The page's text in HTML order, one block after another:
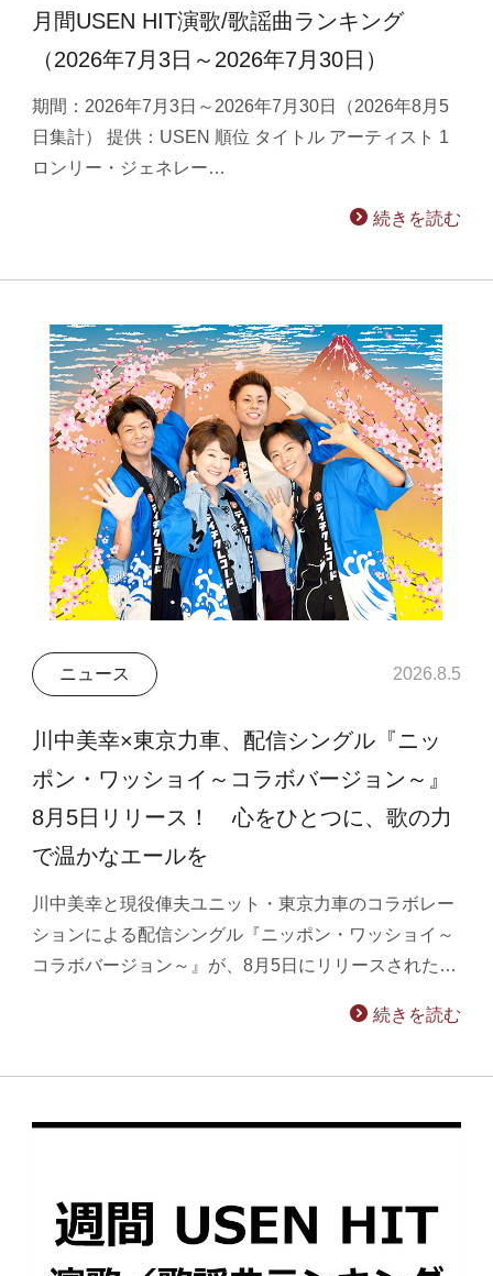
月間USEN HIT演歌/歌謡曲ランキング
（2026年7月3日～2026年7月30日）
期間：2026年7月3日～2026年7月30日（2026年8月5
日集計） 提供：USEN 順位 タイトル アーティスト 1
ロンリー・ジェネレー…
続きを読む
ニュース 2026.8.5
川中美幸×東京力車、配信シングル『ニッ
ポン・ワッショイ～コラボバージョン～』
8月5日リリース！ 心をひとつに、歌の力
で温かなエールを
川中美幸と現役俥夫ユニット・東京力車のコラボレー
ションによる配信シングル『ニッポン・ワッショイ～
コラボバージョン～』が、8月5日にリリースされた…
続きを読む